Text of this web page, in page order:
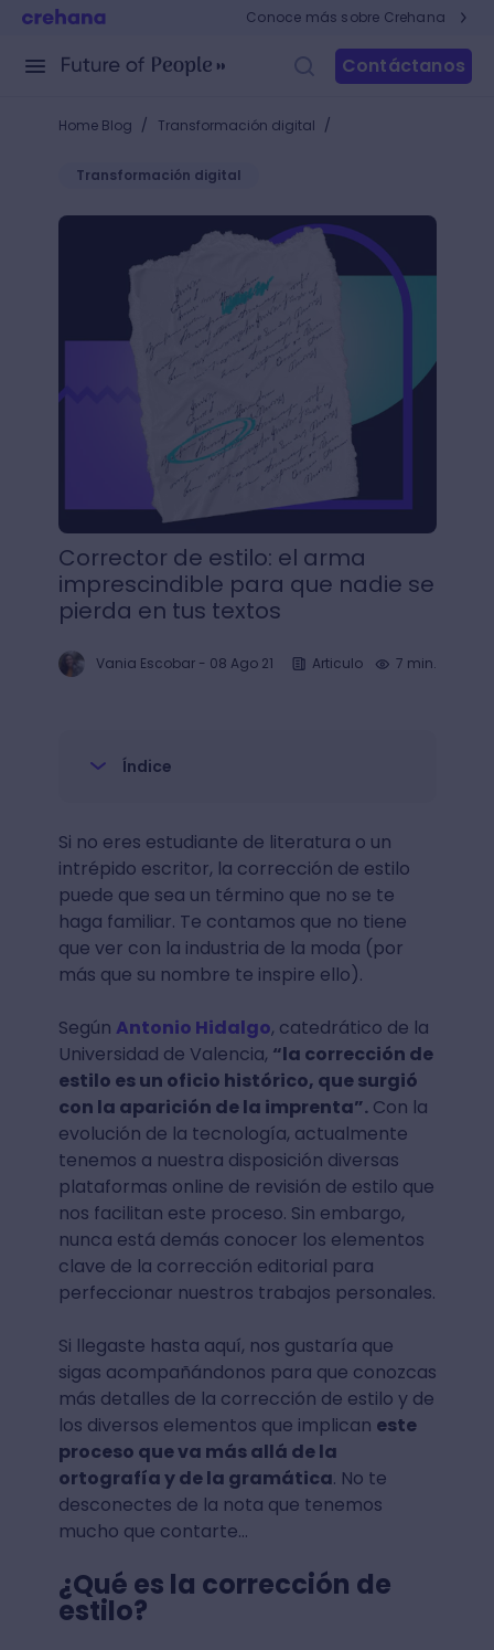
Conoce más sobre Crehana
Contáctanos
Home Blog / Transformación digital /
Transformación digital
Corrector de estilo: el arma imprescindible para
Corrector de estilo: el arma
imprescindible para que nadie se
pierda en tus textos
Vania Escobar- 08 Ago 21 Articulo 7 min.
Índice
Si no eres estudiante de literatura o un
intrépido escritor, la corrección de estilo
puede que sea un término que no se te
haga familiar. Te contamos que no tiene
que ver con la industria de la moda (por
más que su nombre te inspire ello).
Según Antonio Hidalgo, catedrático de la
Universidad de Valencia, “la corrección de
estilo es un oficio histórico, que surgió
con la aparición de la imprenta”.Con la
evolución de la tecnología, actualmente
tenemos a nuestra disposición diversas
plataformas online de revisión de estilo que
nos facilitan este proceso. Sin embargo,
nunca está demás conocer los elementos
clave de la corrección editorial para
perfeccionar nuestros trabajos personales.
Si llegaste hasta aquí, nos gustaría que
sigas acompañándonos para que conozcas
más detalles de la corrección de estilo y de
los diversos elementos que implican este
proceso que va más allá de la
ortografía y de la gramática. No te
desconectes de la nota que tenemos
mucho que contarte…
¿Qué es la corrección de
estilo?